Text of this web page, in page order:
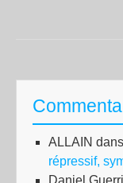
ALLAIN dans
répressif,
Daniel